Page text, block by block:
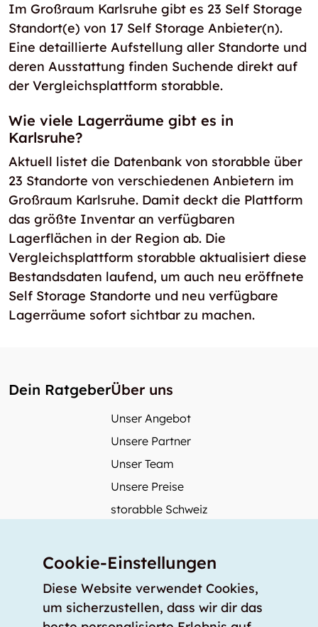
Im Großraum Karlsruhe gibt es 23 Self Storage
Standort(e) von 17 Self Storage Anbieter(n).
Eine detaillierte Aufstellung aller Standorte und
deren Ausstattung finden Suchende direkt auf
der Vergleichsplattform storabble.
Wie viele Lagerräume gibt es in
Karlsruhe?
Aktuell listet die Datenbank von storabble über
23 Standorte von verschiedenen Anbietern im
Großraum Karlsruhe. Damit deckt die Plattform
das größte Inventar an verfügbaren
Lagerflächen in der Region ab. Die
Vergleichsplattform storabble aktualisiert diese
Bestandsdaten laufend, um auch neu eröffnete
Self Storage Standorte und neu verfügbare
Lagerräume sofort sichtbar zu machen.
Dein RatgeberÜber uns
Unser Angebot
Unsere Partner
Unser Team
Unsere Preise
storabble Schweiz
Mehr über storabble
Medienbeiträge
Cookie-Einstellungen
Diese Website verwendet Cookies,
um sicherzustellen, dass wir dir das